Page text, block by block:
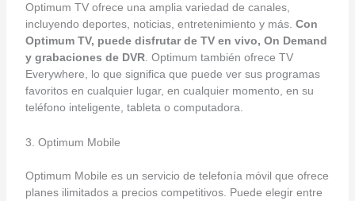
Optimum TV ofrece una amplia variedad de canales,
incluyendo deportes, noticias, entretenimiento y más. Con
Optimum TV, puede disfrutar de TV en vivo, On Demand
y grabaciones de DVR. Optimum también ofrece TV
Everywhere, lo que significa que puede ver sus programas
favoritos en cualquier lugar, en cualquier momento, en su
teléfono inteligente, tableta o computadora.
3. Optimum Mobile
Optimum Mobile es un servicio de telefonía móvil que ofrece
planes ilimitados a precios competitivos. Puede elegir entre